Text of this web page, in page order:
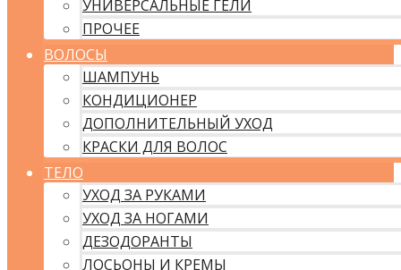
УНИВЕРСАЛЬНЫЕ ГЕЛИ
ПРОЧЕЕ
ВОЛОСЫ
ШАМПУНЬ
КОНДИЦИОНЕР
ДОПОЛНИТЕЛЬНЫЙ УХОД
КРАСКИ ДЛЯ ВОЛОС
ТЕЛО
УХОД ЗА РУКАМИ
УХОД ЗА НОГАМИ
ДЕЗОДОРАНТЫ
ЛОСЬОНЫ И КРЕМЫ